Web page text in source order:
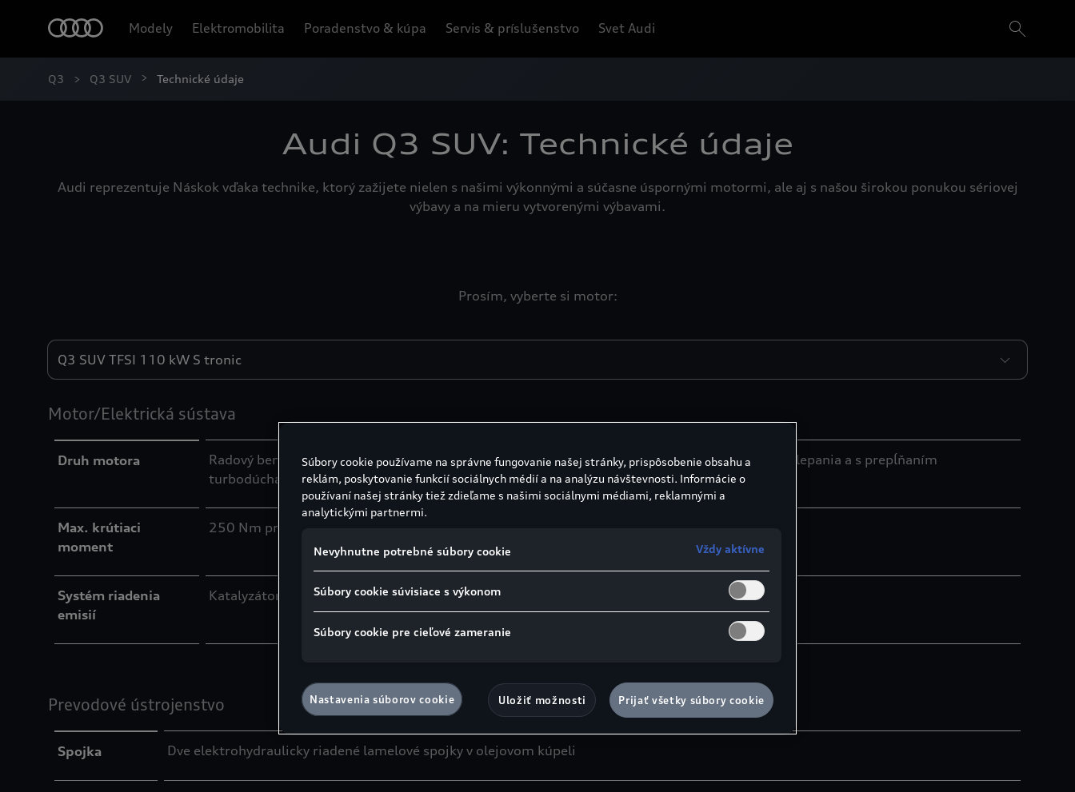
Modely Elektromobilita Poradenstvo & kúpa Servis & príslušenstvo Svet Audi
Q3 Q3 SUV Technické údaje
Audi Q3 SUV: Technické údaje
Audi reprezentuje Náskok vďaka technike, ktorý zažijete nielen s našimi výkonnými a súčasne úspornými motormi, ale aj s našou širokou ponukou sériovej
výbavy a na mieru vytvorenými výbavami.
Prosím, vyberte si motor:
Engines
Motor/Elektrická sústava
Druh motora
Radový benzínový štvorvalec s priamym vstrekovaním, s reguláciou lambda sondy, kontrolou klepania a s prepĺňaním
turbodúchadlom
Max. krútiaci
moment
250 Nm pri 1 500 - 3 500 min⁻¹
Systém riadenia
emisií
Katalyzátor v blízkosti motora, lambda sonda, filter pevných častí benzínu
Prevodové ústrojenstvo
Spojka Dve elektrohydraulicky riadené lamelové spojky v olejovom kúpeli
Súbory cookie používame na správne fungovanie našej stránky, prispôsobenie obsahu a
reklám, poskytovanie funkcií sociálnych médií a na analýzu návštevnosti. Informácie o
používaní našej stránky tiež zdieľame s našimi sociálnymi médiami, reklamnými a
analytickými partnermi.
Nevyhnutne potrebné súbory cookie Vždy aktívne
Súbory cookie súvisiace s výkonom
Súbory cookie pre cieľové zameranie
Nastavenia súborov cookie Uložiť možnosti Prijať všetky súbory cookie